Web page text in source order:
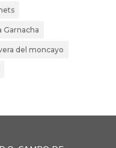
Garnacha
del moncayo